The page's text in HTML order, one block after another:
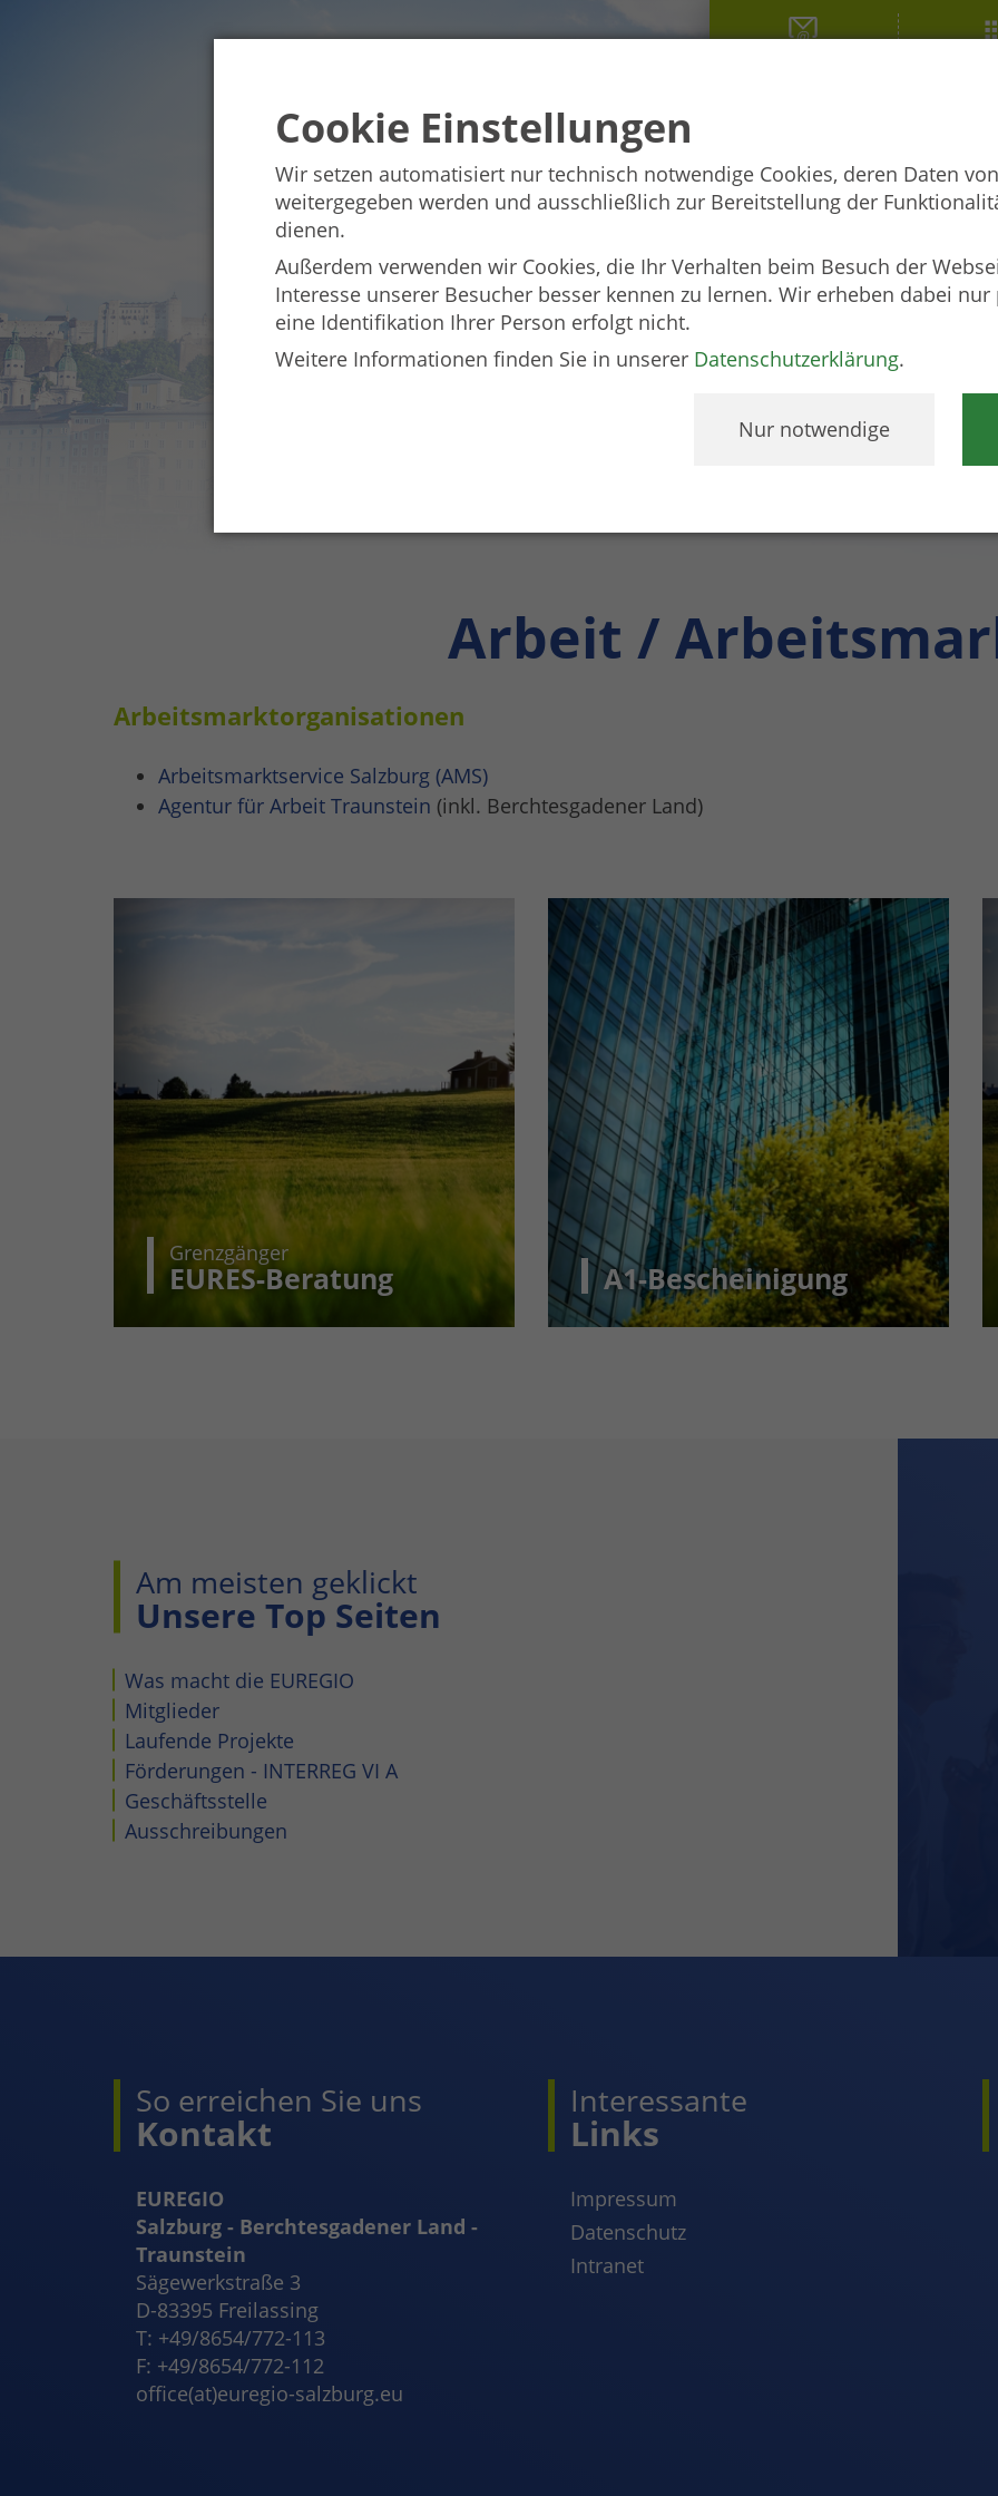
Arbeit /
Arbeitsmarktorganisationen
Arbeitsmarktservice Salzburg (AMS)
Agentur für Arbeit Traunstein (inkl. Berchtesgadener Land)
Grenzgänger
EURES-Beratung A1-Bescheinigung
Am meisten geklickt
Unsere Top Seiten
Was macht die EUREGIO
Mitglieder
Laufende Projekte
Förderungen - INTERREG VI A
Geschäftsstelle
Ausschreibungen
So erreichen Sie uns
Kontakt
EUREGIO
Salzburg - Berchtesgadener Land -
Traunstein
Sägewerkstraße 3
D-83395 Freilassing
T: +49/8654/772-113
F: +49/8654/772-112
office(at)euregio-salzburg.eu
Interessante
Links
Impressum
Datenschutz
Intranet
Cookie Einstellungen
Wir setzen automatisiert nur technisch notwendige Cookies, deren Daten
weitergegeben werden und ausschließlich zur Bereitstellung der
dienen.
Außerdem verwenden wir Cookies, die Ihr Verhalten beim Besuch der
Interesse unserer Besucher besser kennen zu lernen. Wir erheben dabei
eine Identifikation Ihrer Person erfolgt nicht.
Weitere Informationen finden Sie in unserer Datenschutzerklärung.
Nur notwendige